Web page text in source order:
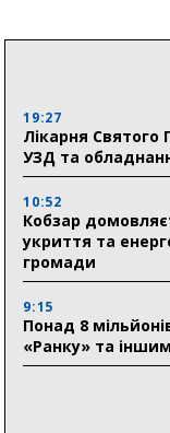
19:27
Лікарня
УЗД та
10:52
Кобзар
укриття та
громади
9:15
Понад 8
«Ранку» та